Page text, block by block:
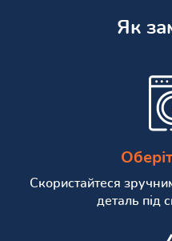
Як
Скористайтеся
деталь під